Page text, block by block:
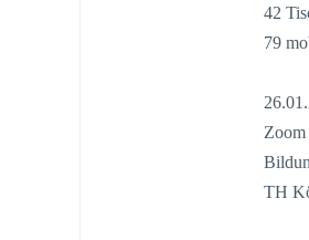
42
79
Zoom
TH